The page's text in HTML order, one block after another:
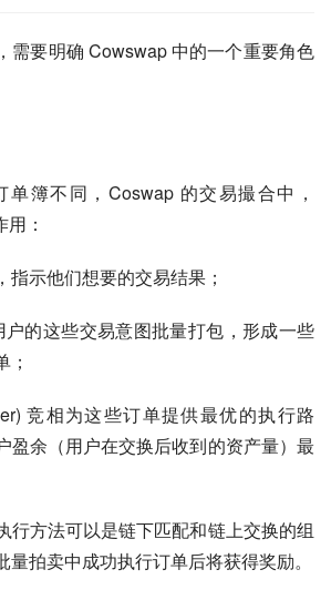
需要明确 Cowswap 中的一个重要角色
单簿不同，Coswap 的交易撮合中，
：
指示他们想要的交易结果；
的这些交易意图批量打包，形成一些
竞相为这些订单提供最优的执行路
盈余（用户在交换后收到的资产量）最
行方法可以是链下匹配和链上交换的组
量拍卖中成功执行订单后将获得奖励。